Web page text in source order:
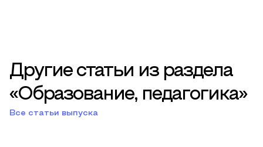
Другие статьи из раздела
«Образование, педагогика»
Все статьи выпуска